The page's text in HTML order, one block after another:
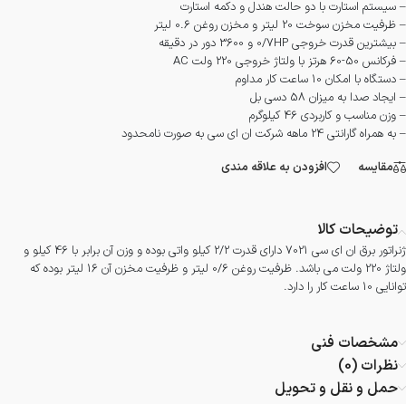
– سیستم استارت با دو حالت هندل و دکمه استارت
– ظرفیت مخزن سوخت 20 لیتر و مخزن روغن 0.6 لیتر
– بیشترین قدرت خروجی 0/7HP و 3600 دور در دقیقه
– فرکانس 50-60 هرتز با ولتاژ خروجی 220 ولت AC
– دستگاه با امکان 10 ساعت کار مداوم
– ایجاد صدا به میزان 58 دسی بل
– وزن مناسب و کاربردی 46 کیلوگرم
– به همراه گارانتی 24 ماهه شرکت ان ای سی به صورت نامحدود
مقایسه
افزودن به علاقه مندی
توضیحات کالا
ژنراتور برق ان ای سی 7021 دارای قدرت 2/2 کیلو واتی بوده و وزن آن برابر با 46 کیلو و
ولتاژ 220 ولت می باشد. ظرفیت روغن 0/6 لیتر و ظرفیت مخزن آن 16 لیتر بوده که
توانایی 10 ساعت کار را دارد.
مشخصات فنی
نظرات (0)
حمل و نقل و تحویل